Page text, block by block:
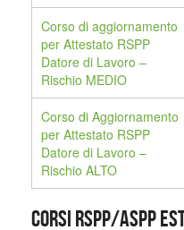
Corso di aggiornamento
per Attestato RSPP
Datore di Lavoro –
Rischio MEDIO
Corso di Aggiornamento
per Attestato RSPP
Datore di Lavoro –
Rischio ALTO
CORSI RSPP/ASPP